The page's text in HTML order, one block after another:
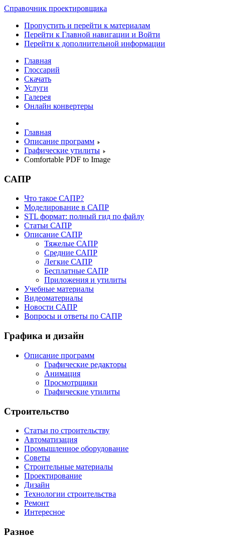
Справочник проектировщика
Пропустить и перейти к материалам
Перейти к Главной навигации и Войти
Перейти к дополнительной информации
Главная
Глоссарий
Скачать
Услуги
Галерея
Онлайн конвертеры
Главная
Описание программ
Графические утилиты
Comfortable PDF to Image
САПР
Что такое САПР?
Моделирование в САПР
STL формат: полный гид по файлу
Статьи САПР
Описание САПР
Тяжелые САПР
Средние САПР
Легкие САПР
Бесплатные САПР
Приложения и утилиты
Учебные материалы
Видеоматериалы
Новости САПР
Вопросы и ответы по САПР
Графика и дизайн
Описание программ
Графические редакторы
Анимация
Просмотрщики
Графические утилиты
Строительство
Статьи по строительству
Автоматизация
Промышленное оборудование
Советы
Строительные материалы
Проектирование
Дизайн
Технологии строительства
Ремонт
Интересное
Разное